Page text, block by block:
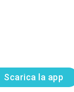
Scarica la app